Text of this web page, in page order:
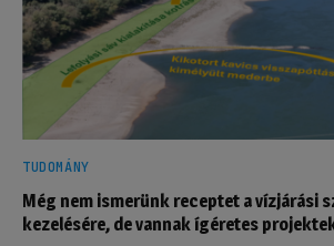
TUDOMÁNY
Még nem ismerünk receptet a vízjárási
kezelésére, de vannak ígéretes